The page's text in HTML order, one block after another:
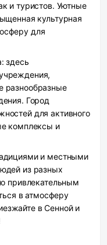
и туристов. Уютные
культурная
для
здесь
разнообразные
Город
для активного
комплексы и
и местными
из разных
привлекательным
в атмосферу
в Сенной и